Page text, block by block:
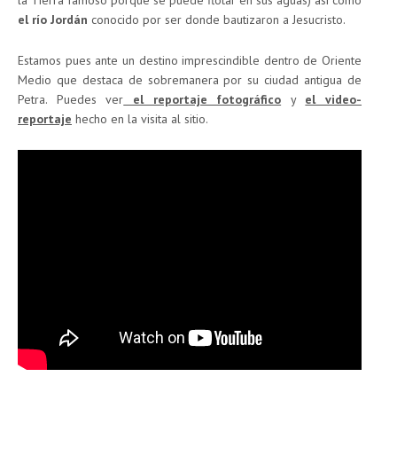
el río Jordán conocido por ser donde bautizaron a Jesucristo.
Estamos pues ante un destino imprescindible dentro de Oriente
Medio que destaca de sobremanera por su ciudad antigua de
Petra. Puedes ver el reportaje fotográfico y el video-
reportaje hecho en la visita al sitio.